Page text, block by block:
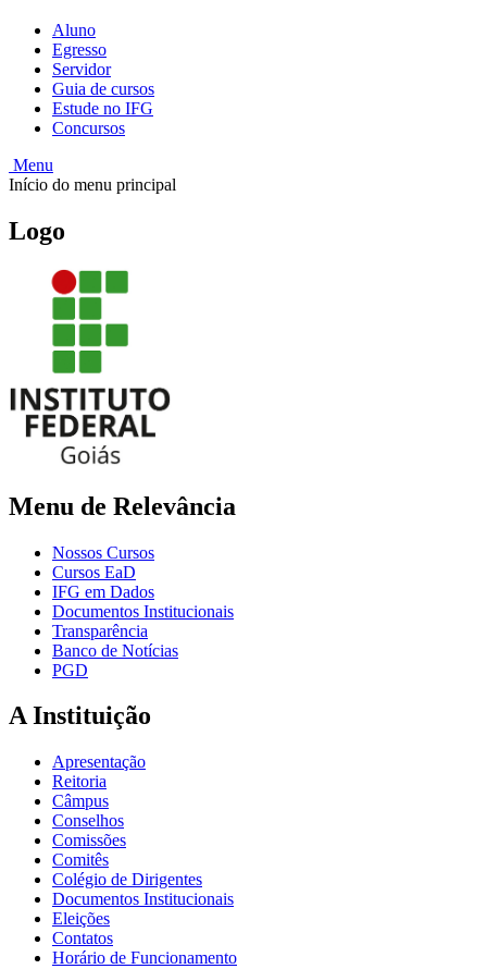
Aluno
Egresso
Servidor
Guia de cursos
Estude no IFG
Concursos
Menu
Início do menu principal
Logo
Menu de Relevância
Nossos Cursos
Cursos EaD
IFG em Dados
Documentos Institucionais
Transparência
Banco de Notícias
PGD
A Instituição
Apresentação
Reitoria
Câmpus
Conselhos
Comissões
Comitês
Colégio de Dirigentes
Documentos Institucionais
Eleições
Contatos
Horário de Funcionamento